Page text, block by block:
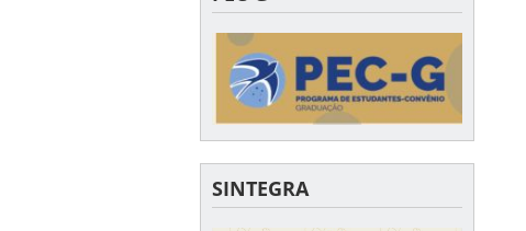
SINTEGRA